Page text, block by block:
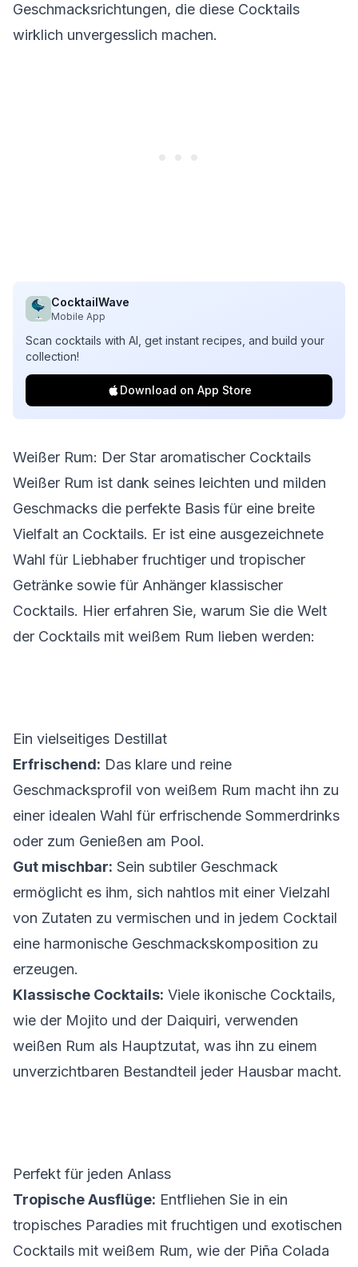
Geschmacksrichtungen, die diese Cocktails
wirklich unvergesslich machen.
CocktailWave
Mobile App
Scan cocktails with AI, get instant recipes, and build your
collection!
Download on App Store
Weißer Rum: Der Star aromatischer Cocktails
Weißer Rum ist dank seines leichten und milden
Geschmacks die perfekte Basis für eine breite
Vielfalt an Cocktails. Er ist eine ausgezeichnete
Wahl für Liebhaber fruchtiger und tropischer
Getränke sowie für Anhänger klassischer
Cocktails. Hier erfahren Sie, warum Sie die Welt
der Cocktails mit weißem Rum lieben werden:
Ein vielseitiges Destillat
Erfrischend: Das klare und reine
Geschmacksprofil von weißem Rum macht ihn zu
einer idealen Wahl für erfrischende Sommerdrinks
oder zum Genießen am Pool.
Gut mischbar: Sein subtiler Geschmack
ermöglicht es ihm, sich nahtlos mit einer Vielzahl
von Zutaten zu vermischen und in jedem Cocktail
eine harmonische Geschmackskomposition zu
erzeugen.
Klassische Cocktails: Viele ikonische Cocktails,
wie der Mojito und der Daiquiri, verwenden
weißen Rum als Hauptzutat, was ihn zu einem
unverzichtbaren Bestandteil jeder Hausbar macht.
Perfekt für jeden Anlass
Tropische Ausflüge: Entfliehen Sie in ein
tropisches Paradies mit fruchtigen und exotischen
Cocktails mit weißem Rum, wie der Piña Colada